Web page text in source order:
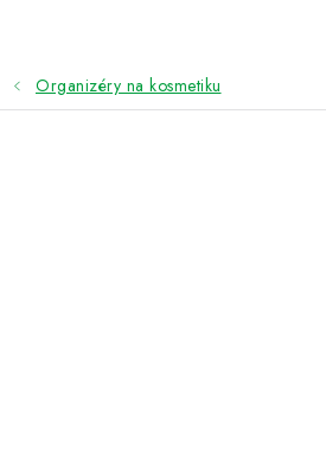
Organizéry na kosmetiku